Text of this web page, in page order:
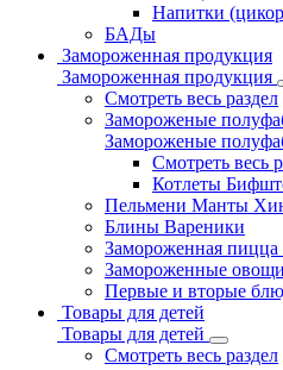
Напитки
БАДы
Замороженная продукция
Замороженная продукция
Смотреть весь раздел
Замороженые
Замороженые
Смотреть весь
Котлеты
Пельмени Манты
Блины Вареники
Замороженная пицца
Замороженные
Первые и вторые
Товары для детей
Товары для детей
Смотреть весь раздел